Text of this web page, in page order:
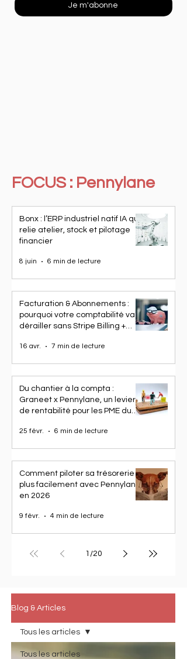
Je m'abonne
FOCUS : Pennylane
Bonx : l’ERP industriel natif IA qui
relie atelier, stock et pilotage
financier
8 juin 6 min de lecture
Facturation & Abonnements :
pourquoi votre comptabilité va
dérailler sans Stripe Billing +
16 avr. 7 min de lecture
Du chantier à la compta :
Graneet x Pennylane, un levier
de rentabilité pour les PME du
25 févr. 6 min de lecture
Comment piloter sa trésorerie
plus facilement avec Pennylane
en 2026
9 févr. 4 min de lecture
1 /20
Blog & Articles
Tous les articles
Tous les articles